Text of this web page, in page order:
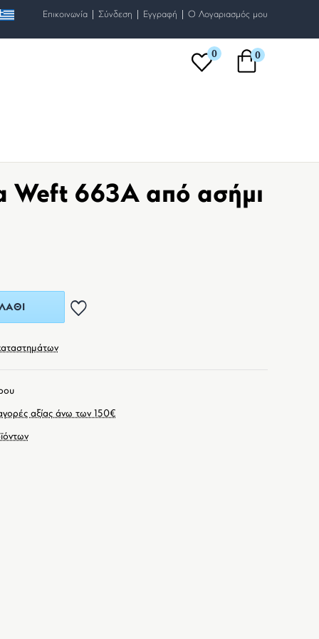
Επικοινωνία | Σύνδεση | Εγγραφή | O Λογαριασμός μου
0 0
Weft 663A από ασήμι
αξίας άνω των 150€